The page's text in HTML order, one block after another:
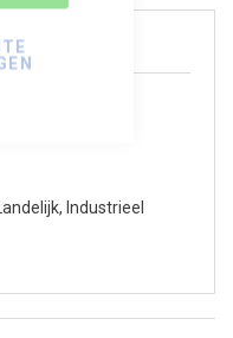
Landelijk, Industrieel